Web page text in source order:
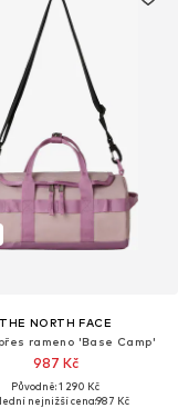
THE NORTH FACE
rameno 'Base Camp'
987 Kč
Původně: 1 290 Kč
nejnižší cena:987 Kč